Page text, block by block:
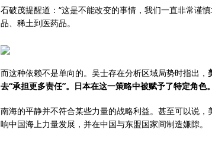
石破茂提醒道：“这是不能改变的事情，我们一直非常谨
品、稀土到医药品。
而这种依赖不是单向的。吴士存在分析区域局势时指出，
去“承担更多责任”。日本在这一策略中被赋予了特定角色。
南海的平静并不符合某些力量的战略利益。甚至可以说
响中国海上力量发展，并在中国与东盟国家间制造嫌隙。